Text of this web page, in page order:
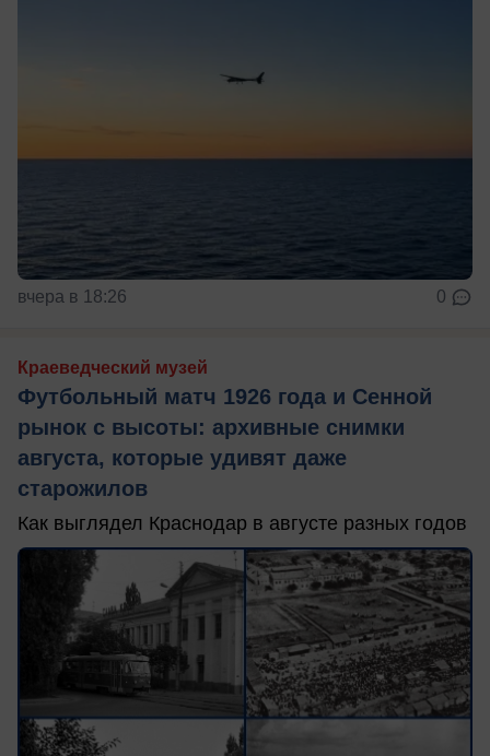
вчера в 18:26 0
Краеведческий музей
Футбольный матч 1926 года и Сенной
рынок с высоты: архивные снимки
августа, которые удивят даже
старожилов
Как выглядел Краснодар в августе разных годов